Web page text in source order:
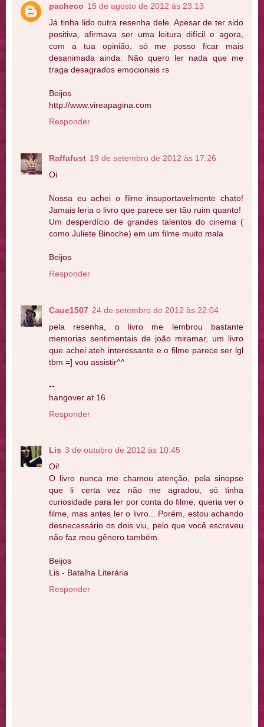
pacheco 15 de agosto de 2012 às 23:13
Já tinha lido outra resenha dele. Apesar de ter sido
positiva, afirmava ser uma leitura difícil e agora,
com a tua opinião, só me posso ficar mais
desanimada ainda. Não quero ler nada que me
traga desagrados emocionais rs
Beijos
http://www.vireapagina.com
Responder
Raffafust 19 de setembro de 2012 às 17:26
Oi
Nossa eu achei o filme insuportavelmente chato!
Jamais leria o livro que parece ser tão ruim quanto!
Um desperdício de grandes talentos do cinema (
como Juliete Binoche) em um filme muito mala
Beijos
Responder
Caue1507 24 de setembro de 2012 às 22:04
pela resenha, o livro me lembrou bastante
memorias sentimentais de joão miramar, um livro
que achei ateh interessante e o filme parece ser lgl
tbm =] vou assistir^^
--
hangover at 16
Responder
Lis 3 de outubro de 2012 às 10:45
Oi!
O livro nunca me chamou atenção, pela sinopse
que li certa vez não me agradou, só tinha
curiosidade para ler por conta do filme, queria ver o
filme, mas antes ler o livro... Porém, estou achando
desnecessário os dois viu, pelo que você escreveu
não faz meu gênero também.
Beijos
Lis - Batalha Literária
Responder